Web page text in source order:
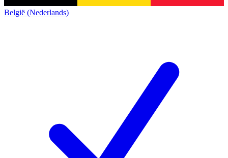
België (Nederlands)